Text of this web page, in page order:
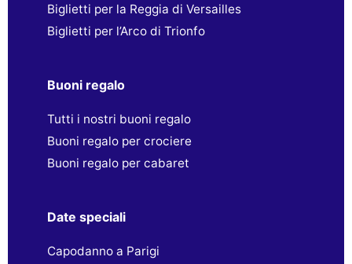
Biglietti per la Reggia di Versailles
Biglietti per l’Arco di Trionfo
Buoni regalo
Tutti i nostri buoni regalo
Buoni regalo per crociere
Buoni regalo per cabaret
Date speciali
Capodanno a Parigi